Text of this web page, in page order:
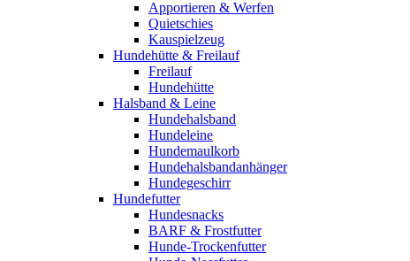
Apportieren & Werfen
Quietschies
Kauspielzeug
Hundehütte & Freilauf
Freilauf
Hundehütte
Halsband & Leine
Hundehalsband
Hundeleine
Hundemaulkorb
Hundehalsbandanhänger
Hundegeschirr
Hundefutter
Hundesnacks
BARF & Frostfutter
Hunde-Trockenfutter